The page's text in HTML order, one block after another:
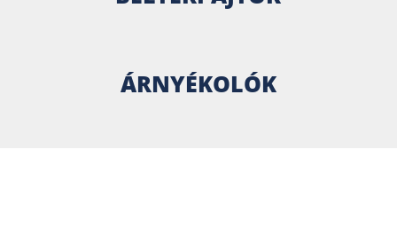
ÁRNYÉKOLÓK